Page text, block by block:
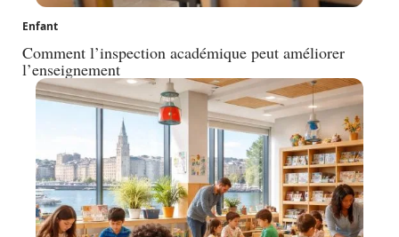
Enfant
Comment l’inspection académique peut améliorer
l’enseignement